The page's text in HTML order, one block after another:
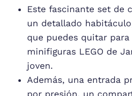
Este fascinante set de
un detallado
que puedes quitar
minifiguras LEGO de
joven.
Además, una entrada
por presión, un